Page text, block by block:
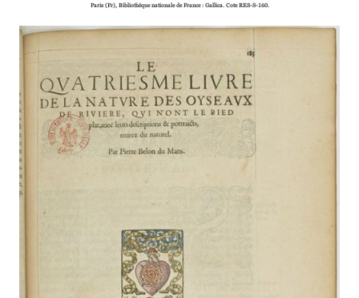
Paris (Fr), Bibliothèque natio­­­­nale de France : Gallica. Cote RES-S-160.